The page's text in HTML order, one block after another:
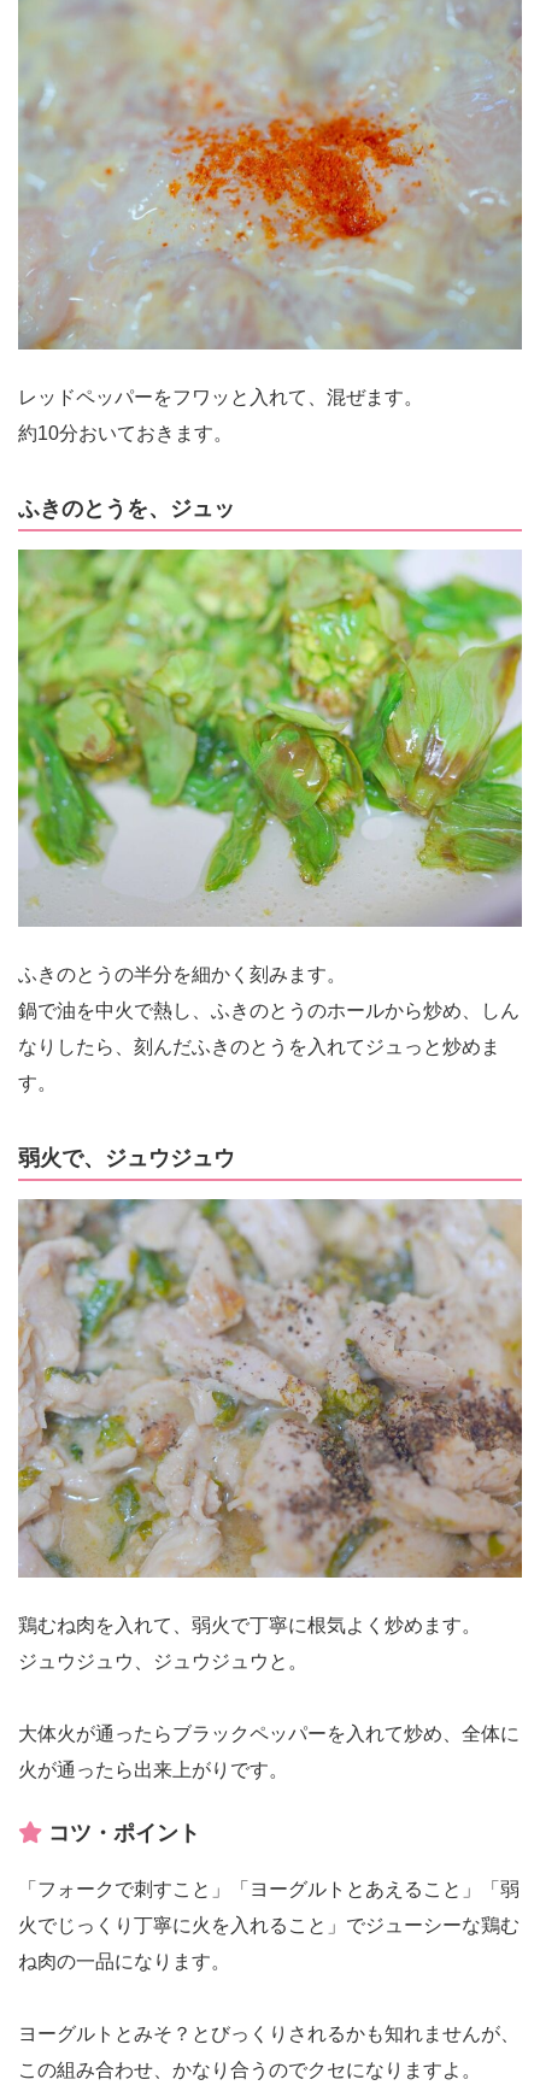
レッドペッパーをフワッと入れて、混ぜます。
約10分おいておきます。
ふきのとうを、ジュッ
ふきのとうの半分を細かく刻みます。
鍋で油を中火で熱し、ふきのとうのホールから炒め、しん
なりしたら、刻んだふきのとうを入れてジュっと炒めま
す。
弱火で、ジュウジュウ
鶏むね肉を入れて、弱火で丁寧に根気よく炒めます。
ジュウジュウ、ジュウジュウと。
大体火が通ったらブラックペッパーを入れて炒め、全体に
火が通ったら出来上がりです。
コツ・ポイント
「フォークで刺すこと」「ヨーグルトとあえること」「弱
火でじっくり丁寧に火を入れること」でジューシーな鶏む
ね肉の一品になります。
ヨーグルトとみそ？とびっくりされるかも知れませんが、
この組み合わせ、かなり合うのでクセになりますよ。